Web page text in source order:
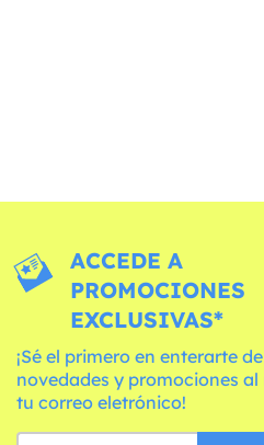
ACCEDE A
PROMOCIONES
EXCLUSIVAS*
¡Sé el primero en enterarte
novedades y promociones
tu correo eletrónico!